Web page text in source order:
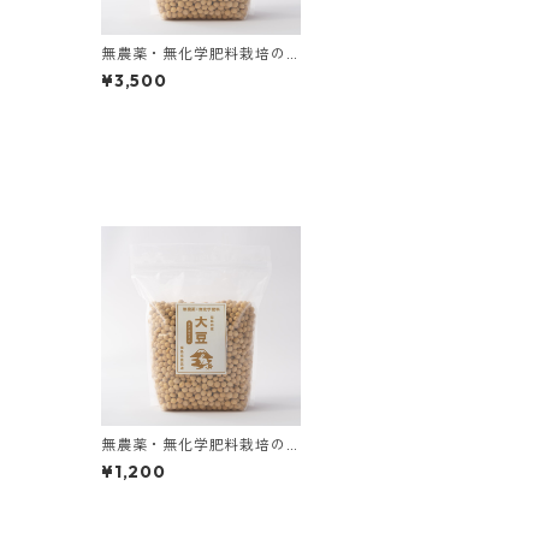
無農薬・無化学肥料栽培の
オーガニック大豆3kg
¥3,500
無農薬・無化学肥料栽培の
オーガニック大豆1kg
¥1,200